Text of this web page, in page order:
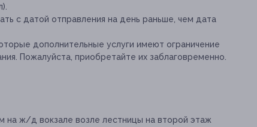
с датой отправления на день раньше, чем дата
дополнительные услуги имеют ограничение
Пожалуйста, приобретайте их заблаговременно.
на ж/д вокзале возле лестницы на второй этаж